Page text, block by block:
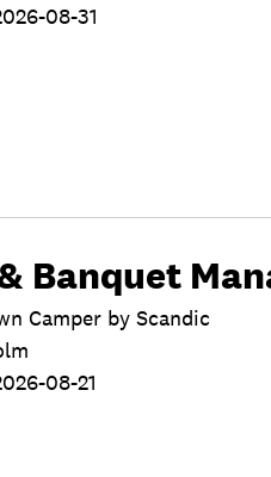
08-31
Banquet
Camper by Scandic
08-21